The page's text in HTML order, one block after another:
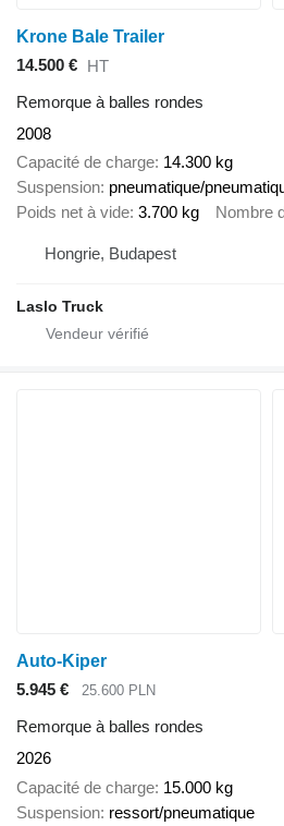
Krone Bale Trailer
14.500 € HT
Remorque à balles rondes
2008
Capacité de charge 14.300 kg
Suspension pneumatique/
Poids net à vide 3.700 kg Nombre
Hongrie, Budapest
Laslo Truck
Auto-Kiper
5.945 €
25.600 PLN
Remorque à balles rondes
2026
Capacité de charge 15.000 kg
Suspension ressort/pneumatique